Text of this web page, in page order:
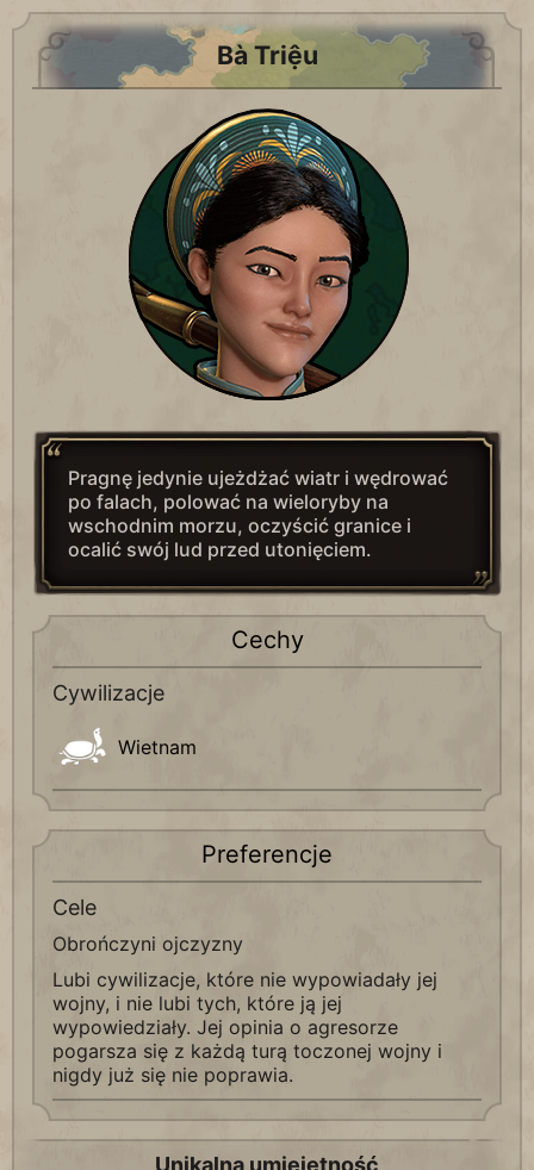
Bà Triệu
Pragnę jedynie ujeżdżać wiatr i wędrować
po falach, polować na wieloryby na
wschodnim morzu, oczyścić granice i
ocalić swój lud przed utonięciem.
Cechy
Cywilizacje
Wietnam
Preferencje
Cele
Obrończyni ojczyzny
Lubi cywilizacje, które nie wypowiadały jej
wojny, i nie lubi tych, które ją jej
wypowiedziały. Jej opinia o agresorze
pogarsza się z każdą turą toczonej wojny i
nigdy już się nie poprawia.
Unikalna umiejętność